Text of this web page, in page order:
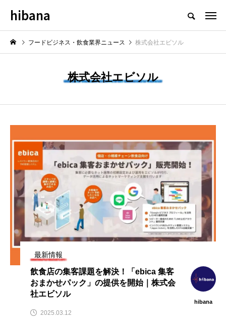
フードビジネス・飲食業界のニュースメディア
NEW POST
【ニューオープン情報】注目の飲
食店情報まとめ（2026年8月7日
2026.08.07
【2026年最新】注目の飲食店フ
hibana
フードビジネス・飲食業界ニュース 株式会社エビソル
株式会社エビソル
最新情報
飲食店の集客課題を解決！「ebica 集客
おまかせパック」の提供を開始｜株式会
社エビソル
hibana
2025.03.12